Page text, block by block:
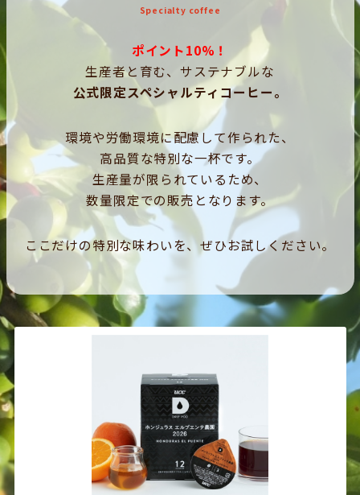
Specialty coffee
ポイント10%！
生産者と育む、サステナブルな
公式限定スペシャルティコーヒー。
環境や労働環境に配慮して作られた、
高品質な特別な一杯です。
生産量が限られているため、
数量限定での販売となります。
ここだけの特別な味わいを、ぜひお試しください。